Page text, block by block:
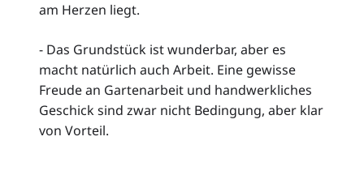
am Herzen liegt.
- Das Grundstück ist wunderbar, aber es
macht natürlich auch Arbeit. Eine gewisse
Freude an Gartenarbeit und handwerkliches
Geschick sind zwar nicht Bedingung, aber klar
von Vorteil.